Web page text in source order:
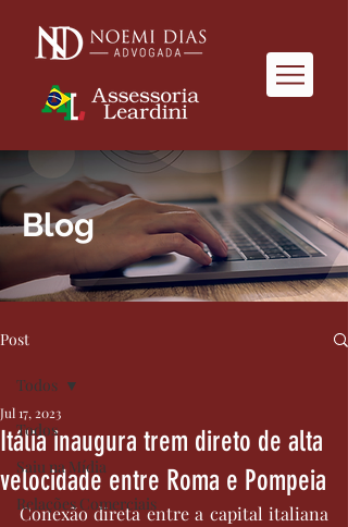
Blog
Post
Todos
Saiu na Mídia
Relações Comerciais
Todos
Itália inaugura trem direto de alta
velocidade entre Roma e Pompeia
Jul 17, 2023
Conexão direta entre a capital italiana